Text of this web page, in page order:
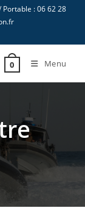
Portable : 06 62 28
0 Menu